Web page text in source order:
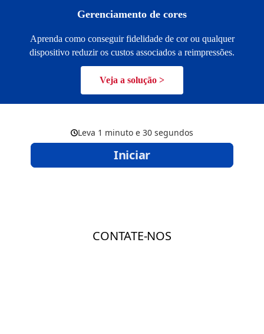
Gerenciamento de cores
Aprenda como conseguir fidelidade de cor ou qualquer
dispositivo reduzir os custos associados a reimpressões.
Veja a solução